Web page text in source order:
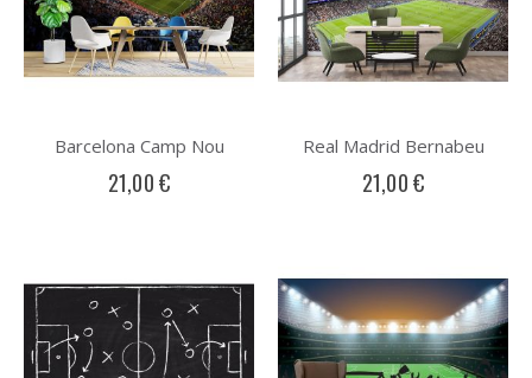
Barcelona Camp Nou
21,00 €
Real Madrid Bernabeu
21,00 €